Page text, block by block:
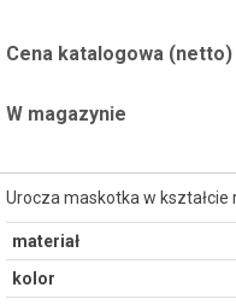
Cena katalogowa (netto)
W magazynie
Urocza maskotka w kształcie
materiał
kolor